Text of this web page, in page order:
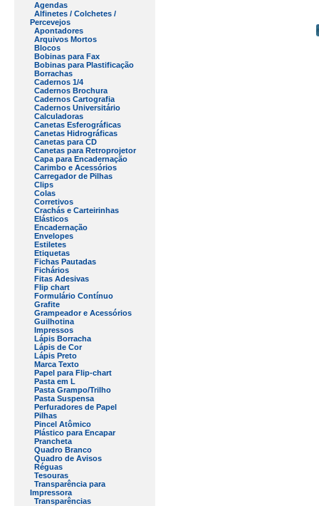
Agendas
Alfinetes / Colchetes /
Percevejos
Apontadores
Arquivos Mortos
Blocos
Bobinas para Fax
Bobinas para Plastificação
Borrachas
Cadernos 1/4
Cadernos Brochura
Cadernos Cartografia
Cadernos Universitário
Calculadoras
Canetas Esferográficas
Canetas Hidrográficas
Canetas para CD
Canetas para Retroprojetor
Capa para Encadernação
Carimbo e Acessórios
Carregador de Pilhas
Clips
Colas
Corretivos
Crachás e Carteirinhas
Elásticos
Encadernação
Envelopes
Estiletes
Etiquetas
Fichas Pautadas
Fichários
Fitas Adesivas
Flip chart
Formulário Contínuo
Grafite
Grampeador e Acessórios
Guilhotina
Impressos
Lápis Borracha
Lápis de Cor
Lápis Preto
Marca Texto
Papel para Flip-chart
Pasta em L
Pasta Grampo/Trilho
Pasta Suspensa
Perfuradores de Papel
Pilhas
Pincel Atômico
Plástico para Encapar
Prancheta
Quadro Branco
Quadro de Avisos
Réguas
Tesouras
Transparência para
Impressora
Transparências